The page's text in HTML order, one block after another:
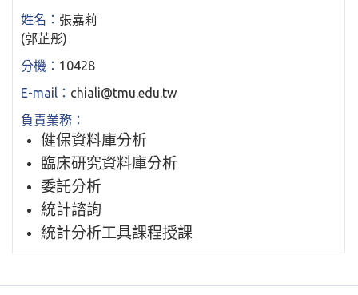
張嘉莉
(郭芷彤)
10428
chiali@tmu.edu.tw
健保資料庫分析
臨床研究資料庫分析
委託分析
統計諮詢
統計分析工具課程授課